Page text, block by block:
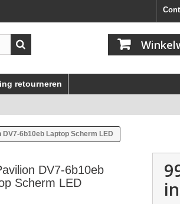
retourneren
DV7-6b10eb Laptop Scherm LED
DV7-6b10eb
Scherm LED